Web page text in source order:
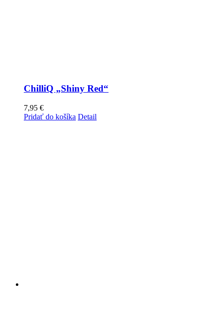
ChilliQ „Shiny Red“
7,95 €
Pridať do košíka Detail